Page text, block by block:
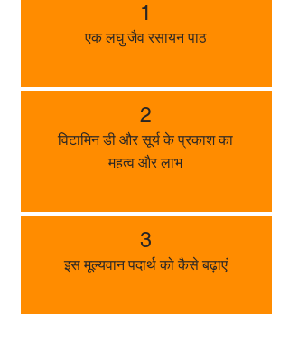
1
एक लघु जैव रसायन पाठ
2
विटामिन डी और सूर्य के प्रकाश का
महत्व और लाभ
3
इस मूल्यवान पदार्थ को कैसे बढ़ाएं